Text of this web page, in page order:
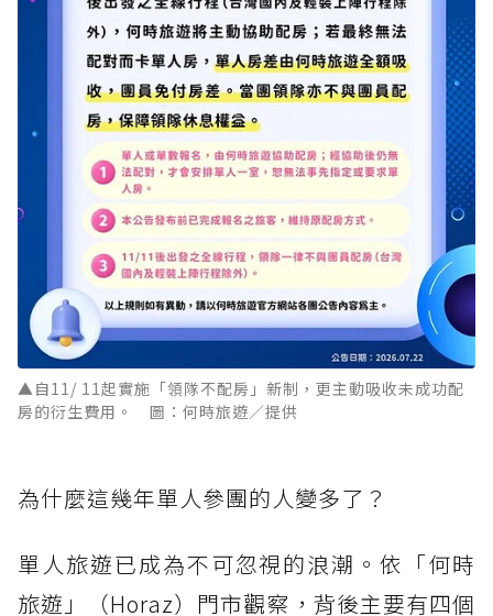
▲自11/ 11起實施「領隊不配房」新制，更主動吸收未成功配
房的衍生費用。 圖：何時旅遊／提供
為什麼這幾年單人參團的人變多了？
單人旅遊已成為不可忽視的浪潮。依「何時
旅遊」（Horaz）門市觀察，背後主要有四個